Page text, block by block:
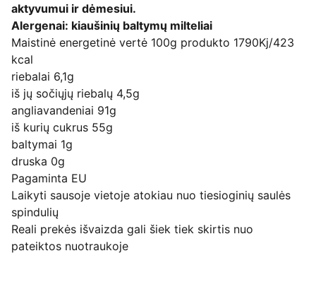
aktyvumui ir dėmesiui.
Alergenai: kiaušinių baltymų milteliai
Maistinė energetinė vertė 100g produkto 1790Kj/423
kcal
riebalai 6,1g
iš jų sočiųjų riebalų 4,5g
angliavandeniai 91g
iš kurių cukrus 55g
baltymai 1g
druska 0g
Pagaminta EU
Laikyti sausoje vietoje atokiau nuo tiesioginių saulės
spindulių
Reali prekės išvaizda gali šiek tiek skirtis nuo
pateiktos nuotraukoje